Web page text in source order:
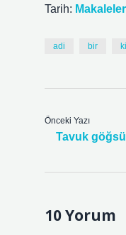
Tarih: Makaleler
adi bir
Önceki Yazı
Tavuk
10 Yorum